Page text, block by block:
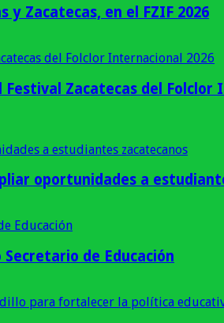
Zacatecas, en el FZIF 2026
Zacatecas del Folclor
oportunidades a
de Educación